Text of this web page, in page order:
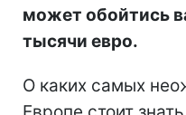
может обойтись
тысячи евро.
О каких самых